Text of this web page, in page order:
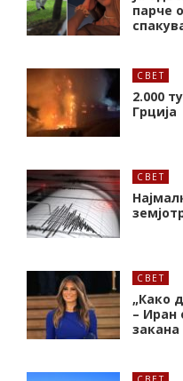
парче
СВЕТ
2.000
Грција
СВЕТ
СВЕТ
„Како
– Иран